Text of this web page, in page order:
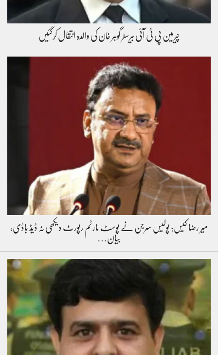
چیرمین پی ٹی آئی بیرسٹر گوہر خان کی والدہ انتقال کرگئیں
میر رضا کیس: پولیس سرجن نے پوسٹ مارٹم رپورٹ دیکھی نہ ڈیڈ باڈی،
بیان…